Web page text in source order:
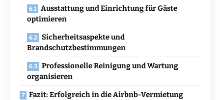
Ausstattung und Einrichtung für Gäste
optimieren
Sicherheitsaspekte und
Brandschutzbestimmungen
Professionelle Reinigung und Wartung
organisieren
Fazit: Erfolgreich in die Airbnb-Vermietung